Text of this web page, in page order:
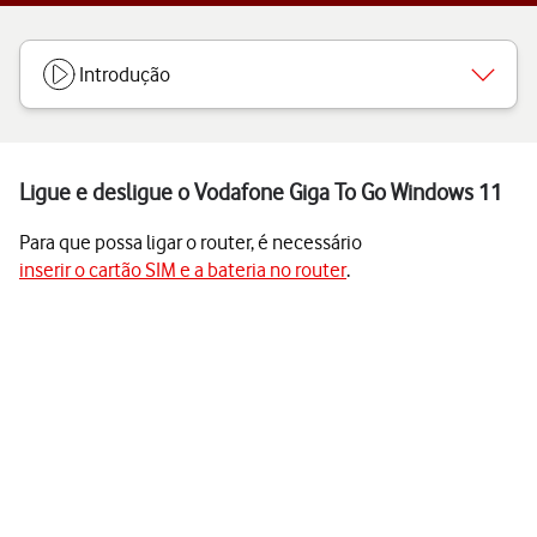
Introdução
Ligue e desligue o Vodafone Giga To Go Windows 11
Para que possa ligar o router, é necessário
inserir o cartão SIM e a bateria no router.